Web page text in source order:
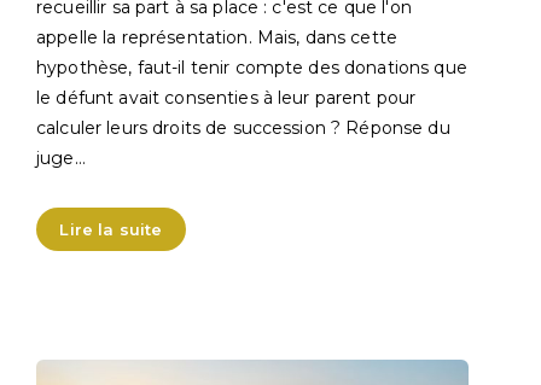
recueillir sa part à sa place : c'est ce que l'on
appelle la représentation. Mais, dans cette
hypothèse, faut-il tenir compte des donations que
le défunt avait consenties à leur parent pour
calculer leurs droits de succession ? Réponse du
juge…
Lire la suite